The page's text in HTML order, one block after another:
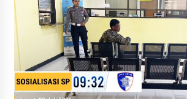
4 minggu ago
Prestasi Nasional, Polwan Polres Sumbawa
Bripda Vanesa Aprilia Renyaan, Sabet Juara II
Taekwondo Kapolri Cup ke-7
4 minggu ago